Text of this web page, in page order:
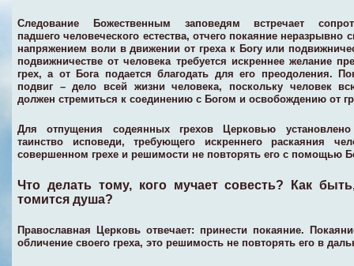
Следование Божественным заповедям встречает
падшего человеческого естества, отчего покаяние неразрывно
напряжением воли в движении от греха к Богу или
подвижничестве от человека требуется искреннее желание
грех, а от Бога подается благодать для его преодоления.
подвиг – дело всей жизни человека, поскольку человек
должен стремиться к соединению с Богом и освобождению от
Для отпущения содеянных грехов Церковью
таинство исповеди, требующего искреннего раскаяния
совершенном грехе и решимости не повторять его с помощью
Что делать тому, кого мучает совесть? Как
томится душа?
Православная Церковь отвечает: принести покаяние.
обличение своего греха, это решимость не повторять его в